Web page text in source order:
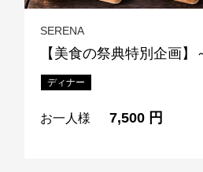
SERENA
【美食の祭典特別企画】
ディナー
お一人様 7,500 円